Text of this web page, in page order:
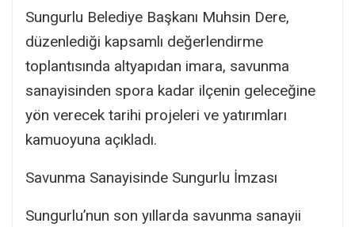
Sungurlu Belediye Başkanı Muhsin Dere,
düzenlediği kapsamlı değerlendirme
toplantısında altyapıdan imara, savunma
sanayisinden spora kadar ilçenin geleceğine
yön verecek tarihi projeleri ve yatırımları
kamuoyuna açıkladı.
Savunma Sanayisinde Sungurlu İmzası
Sungurlu’nun son yıllarda savunma sanayii